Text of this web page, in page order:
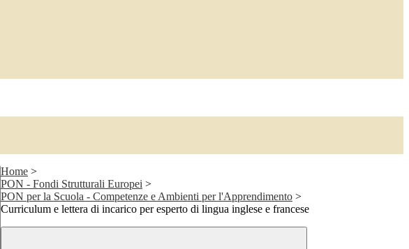
Home >
PON - Fondi Strutturali Europei >
PON per la Scuola - Competenze e Ambienti per l'Apprendimento >
Curriculum e lettera di incarico per esperto di lingua inglese e francese